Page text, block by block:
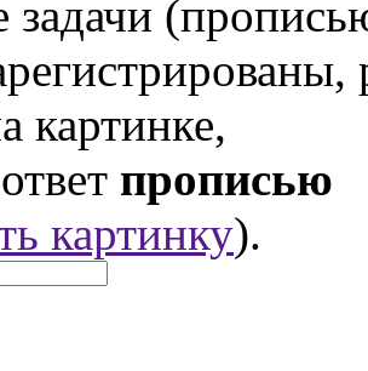
задачи
картинке,
прописью
картинку).